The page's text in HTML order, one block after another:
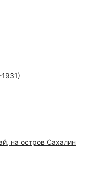
на остров Сахалин